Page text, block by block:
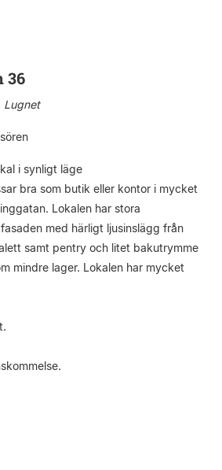
36
Lugnet
i synligt läge
bra som butik eller kontor i mycket
Lokalen har stora
med härligt ljusinslägg från
samt pentry och litet bakutrymme
mindre lager. Lokalen har mycket